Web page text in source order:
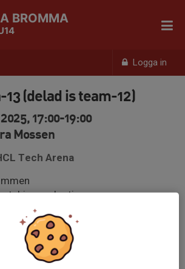
Logga in
BROMMA
(delad is team-12)
17:00-19:00
Mossen
Tech Arena
andra timmen